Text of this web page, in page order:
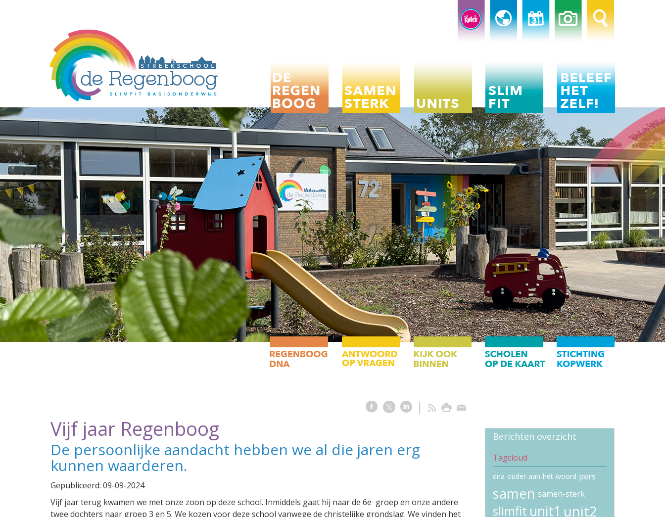
Vijf jaar Regenboog
De persoonlijke aandacht hebben we al die jaren erg
kunnen waarderen.
Gepubliceerd: 09-09-2024
Vijf jaar terug kwamen we met onze zoon op deze school. Inmiddels gaat hij naar de 6e groep en onze andere
twee dochters naar groep 3 en 5. We kozen voor deze school vanwege de christelijke grondslag. We vinden het
Berichten overzicht
Tagcloud
dna ouder-aan-het-woord pers
samen samen-sterk
slimfit unit1 unit2